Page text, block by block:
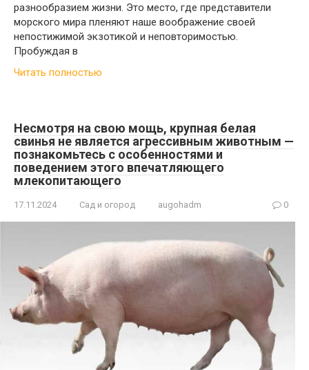
разнообразием жизни. Это место, где представители
морского мира пленяют наше воображение своей
непостижимой экзотикой и неповторимостью.
Пробуждая в
Читать полностью
Несмотря на свою мощь, крупная белая
свинья не является агрессивным животным —
познакомьтесь с особенностями и
поведением этого впечатляющего
млекопитающего
17.11.2024 Сад и огород augohadm 0